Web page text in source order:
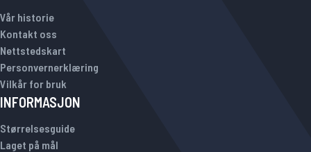
Vår historie
Kontakt oss
Nettstedskart
Personvernerklæring
Vilkår for bruk
INFORMASJON
Størrelsesguide
Laget på mål